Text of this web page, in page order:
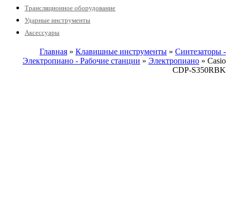
Трансляционное оборудование
Ударные инструменты
Аксессуары
Главная » Клавишные инструменты » Синтезаторы -
Электропиано - Рабочие станции » Электропиано » Casio
CDP-S350RBK